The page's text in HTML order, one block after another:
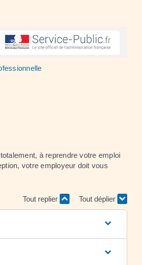
à reprendre votre emploi
votre employeur doit vous
Tout replier Tout déplier